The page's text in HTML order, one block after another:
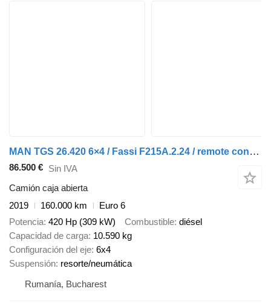
MAN TGS 26.420 6×4 / Fassi F215A.2.24 / remote control / Rotator / 1
86.500 € Sin IVA
Camión caja abierta
2019
160.000 km
Euro 6
Potencia 420 Hp (309 kW) Combustible diésel
Capacidad de carga 10.590 kg
Configuración del eje 6x4
Suspensión resorte/neumática
Rumanía, Bucharest